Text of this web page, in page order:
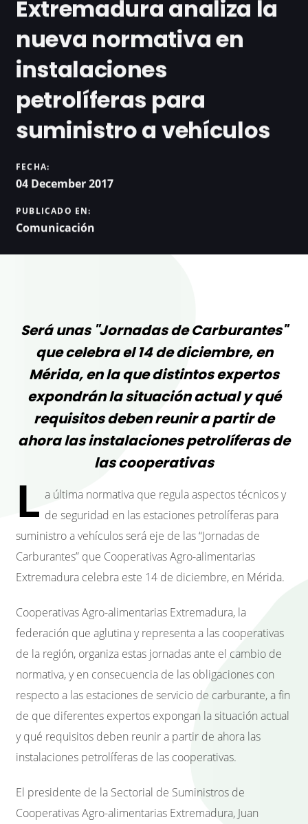
Extremadura analiza la
nueva normativa en
instalaciones
petrolíferas para
suministro a vehículos
FECHA:
04 December 2017
PUBLICADO EN:
Comunicación
Será unas "Jornadas de Carburantes"
que celebra el 14 de diciembre, en
Mérida, en la que distintos expertos
expondrán la situación actual y qué
requisitos deben reunir a partir de
ahora las instalaciones petrolíferas de
las cooperativas
L a última normativa que regula aspectos técnicos y
de seguridad en las estaciones petrolíferas para
suministro a vehículos será eje de las “Jornadas de
Carburantes” que Cooperativas Agro-alimentarias
Extremadura celebra este 14 de diciembre, en Mérida.
Cooperativas Agro-alimentarias Extremadura, la
federación que aglutina y representa a las cooperativas
de la región, organiza estas jornadas ante el cambio de
normativa, y en consecuencia de las obligaciones con
respecto a las estaciones de servicio de carburante, a fin
de que diferentes expertos expongan la situación actual
y qué requisitos deben reunir a partir de ahora las
instalaciones petrolíferas de las cooperativas.
El presidente de la Sectorial de Suministros de
Cooperativas Agro-alimentarias Extremadura, Juan